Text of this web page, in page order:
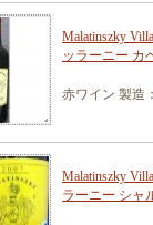
Malatinszky
ッラーニー カ
赤ワイン 製造
Malatinszky
ラーニー シャ